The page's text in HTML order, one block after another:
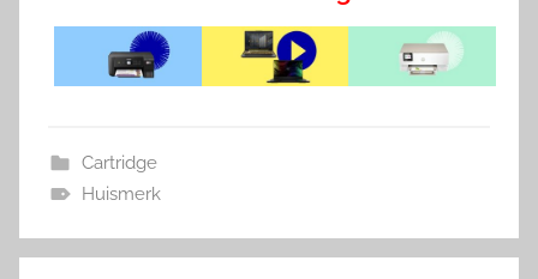
Cartridge
Huismerk